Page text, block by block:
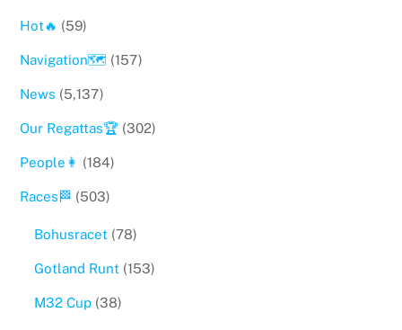
Hot🔥 (59)
Navigation🗺 (157)
News (5,137)
Our Regattas🏆 (302)
People👩 (184)
Races🏁 (503)
Bohusracet(78)
Gotland Runt(153)
M32 Cup(38)